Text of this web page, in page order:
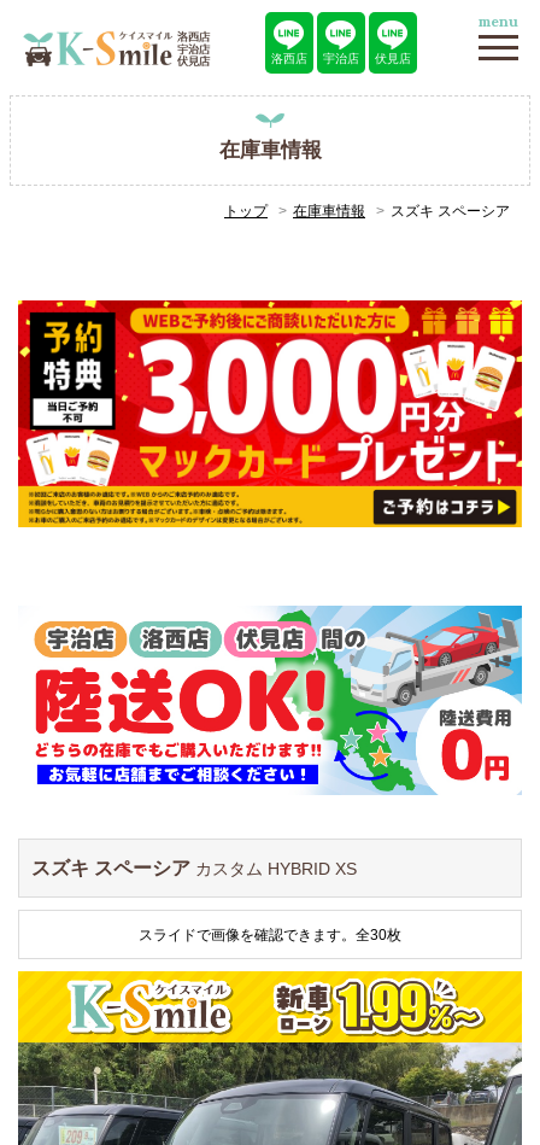
洛西店 宇治店 伏見店
menu
在庫車情報
トップ 在庫車情報 スズキ スペーシア
スズキ スペーシア カスタム HYBRID XS
スライドで画像を確認できます。 全30枚